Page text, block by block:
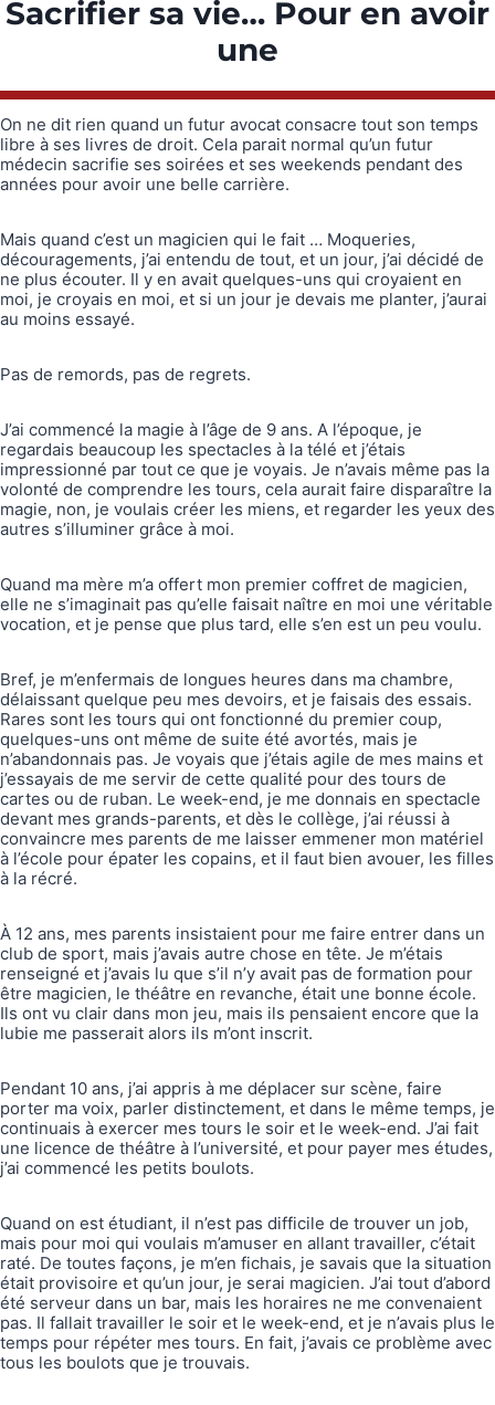
Sacrifier sa vie… Pour en avoir
une
On ne dit rien quand un futur avocat consacre tout son temps
libre à ses livres de droit. Cela parait normal qu’un futur
médecin sacrifie ses soirées et ses weekends pendant des
années pour avoir une belle carrière.
Mais quand c’est un magicien qui le fait … Moqueries,
découragements, j’ai entendu de tout, et un jour, j’ai décidé de
ne plus écouter. Il y en avait quelques-uns qui croyaient en
moi, je croyais en moi, et si un jour je devais me planter, j’aurai
au moins essayé.
Pas de remords, pas de regrets.
J’ai commencé la magie à l’âge de 9 ans. A l’époque, je
regardais beaucoup les spectacles à la télé et j’étais
impressionné par tout ce que je voyais. Je n’avais même pas la
volonté de comprendre les tours, cela aurait faire disparaître la
magie, non, je voulais créer les miens, et regarder les yeux des
autres s’illuminer grâce à moi.
Quand ma mère m’a offert mon premier coffret de magicien,
elle ne s’imaginait pas qu’elle faisait naître en moi une véritable
vocation, et je pense que plus tard, elle s’en est un peu voulu.
Bref, je m’enfermais de longues heures dans ma chambre,
délaissant quelque peu mes devoirs, et je faisais des essais.
Rares sont les tours qui ont fonctionné du premier coup,
quelques-uns ont même de suite été avortés, mais je
n’abandonnais pas. Je voyais que j’étais agile de mes mains et
j’essayais de me servir de cette qualité pour des tours de
cartes ou de ruban. Le week-end, je me donnais en spectacle
devant mes grands-parents, et dès le collège, j’ai réussi à
convaincre mes parents de me laisser emmener mon matériel
à l’école pour épater les copains, et il faut bien avouer, les filles
à la récré.
À 12 ans, mes parents insistaient pour me faire entrer dans un
club de sport, mais j’avais autre chose en tête. Je m’étais
renseigné et j’avais lu que s’il n’y avait pas de formation pour
être magicien, le théâtre en revanche, était une bonne école.
Ils ont vu clair dans mon jeu, mais ils pensaient encore que la
lubie me passerait alors ils m’ont inscrit.
Pendant 10 ans, j’ai appris à me déplacer sur scène, faire
porter ma voix, parler distinctement, et dans le même temps, je
continuais à exercer mes tours le soir et le week-end. J’ai fait
une licence de théâtre à l’université, et pour payer mes études,
j’ai commencé les petits boulots.
Quand on est étudiant, il n’est pas difficile de trouver un job,
mais pour moi qui voulais m’amuser en allant travailler, c’était
raté. De toutes façons, je m’en fichais, je savais que la situation
était provisoire et qu’un jour, je serai magicien. J’ai tout d’abord
été serveur dans un bar, mais les horaires ne me convenaient
pas. Il fallait travailler le soir et le week-end, et je n’avais plus le
temps pour répéter mes tours. En fait, j’avais ce problème avec
tous les boulots que je trouvais.